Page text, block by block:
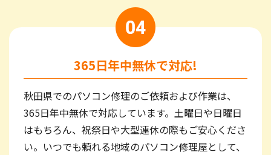
365日年中無休で対応!
秋田県でのパソコン修理のご依頼および作業は、
365日年中無休で対応しています。土曜日や日曜日
はもちろん、祝祭日や大型連休の際もご安心くださ
い。いつでも頼れる地域のパソコン修理屋として、